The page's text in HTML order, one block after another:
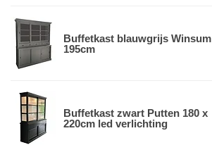
Buffetkast blauwgrijs Winsum
195cm
Buffetkast zwart Putten 180 x
220cm led verlichting